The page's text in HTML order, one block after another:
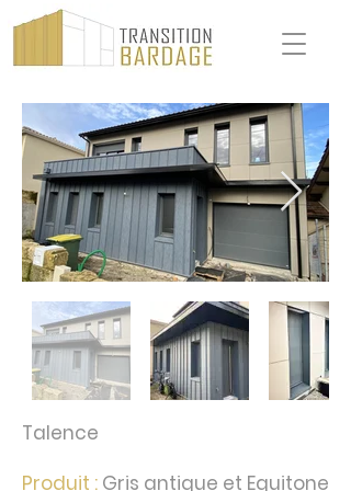
Talence
Produit : Gris antique et Equitone